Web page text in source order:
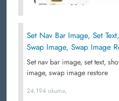
Set Nav Bar Image, Set
Swap Image, Swap Image
Set nav bar image, set text,
image, swap image restore
24,194 okuma,